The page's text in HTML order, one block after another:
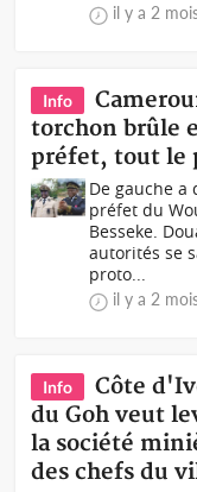
il y a 2
Info
torchon brûle
préfet, tout le
De gauche
préfet du
Besseke.
autorités se
proto...
il y a 2
Info
Côte
du Goh veut
la société
des chefs du